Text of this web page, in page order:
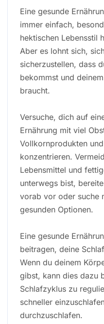
Eine gesunde
immer einfach,
hektischen Lebensstil
Aber es lohnt sich,
sicherzustellen, dass
bekommst und
braucht.
Versuche, dich auf
Ernährung mit viel
Vollkornprodukten
konzentrieren.
Lebensmittel und
unterwegs bist,
vorab vor oder suche
gesunden Optionen.
Eine gesunde
beitragen, deine
Wenn du deinem
gibst, kann dies dazu
Schlafzyklus zu
schneller
durchzuschlafen.